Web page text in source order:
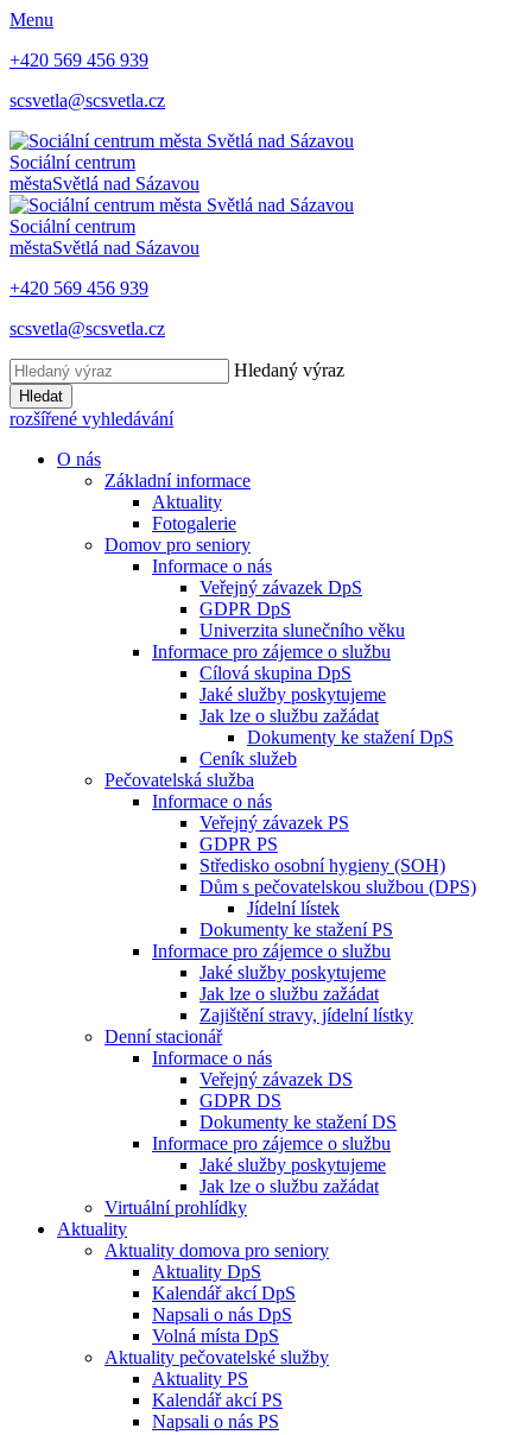
Menu
+420 569 456 939
scsvetla@scsvetla.cz
Sociální centrum
městaSvětlá nad Sázavou
Sociální centrum
městaSvětlá nad Sázavou
+420 569 456 939
scsvetla@scsvetla.cz
Hledaný výraz
Hledat
rozšířené vyhledávání
O nás
Základní informace
Aktuality
Fotogalerie
Domov pro seniory
Informace o nás
Veřejný závazek DpS
GDPR DpS
Univerzita slunečního věku
Informace pro zájemce o službu
Cílová skupina DpS
Jaké služby poskytujeme
Jak lze o službu zažádat
Dokumenty ke stažení DpS
Ceník služeb
Pečovatelská služba
Informace o nás
Veřejný závazek PS
GDPR PS
Středisko osobní hygieny (SOH)
Dům s pečovatelskou službou (DPS)
Jídelní lístek
Dokumenty ke stažení PS
Informace pro zájemce o službu
Jaké služby poskytujeme
Jak lze o službu zažádat
Zajištění stravy, jídelní lístky
Denní stacionář
Informace o nás
Veřejný závazek DS
GDPR DS
Dokumenty ke stažení DS
Informace pro zájemce o službu
Jaké služby poskytujeme
Jak lze o službu zažádat
Virtuální prohlídky
Aktuality
Aktuality domova pro seniory
Aktuality DpS
Kalendář akcí DpS
Napsali o nás DpS
Volná místa DpS
Aktuality pečovatelské služby
Aktuality PS
Kalendář akcí PS
Napsali o nás PS